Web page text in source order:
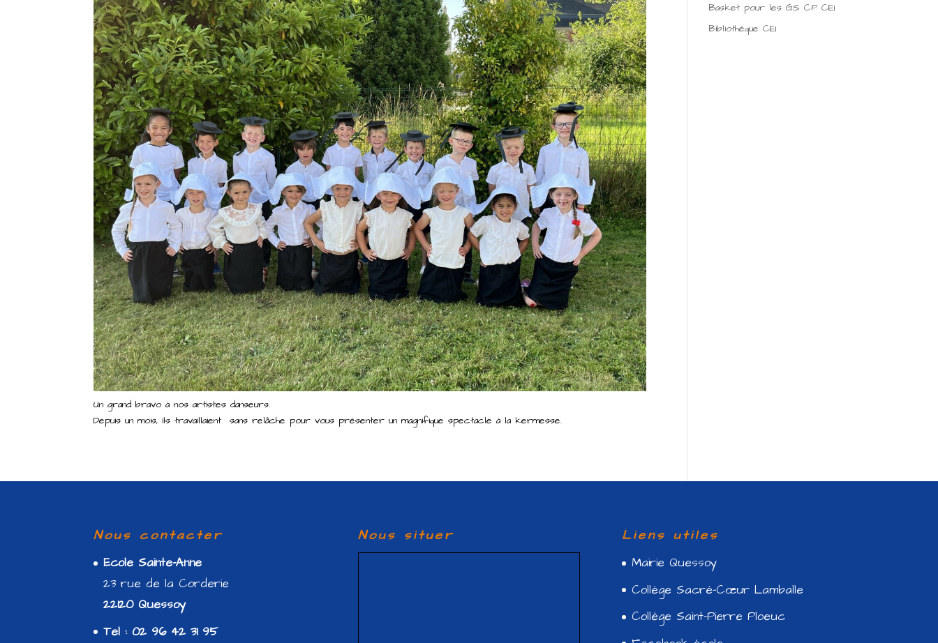
Un grand bravo à nos artistes danseurs.
Depuis un mois, ils travaillaient sans relâche pour vous présenter un magnifique spectacle à la kermesse.
Basket pour les GS CP CE1
Bibliothèque CE1
Nous contacter
Ecole Sainte-Anne
23 rue de la Corderie
22120 Quessoy
Tel : 02 96 42 31 95
Nous situer Liens utiles
Mairie Quessoy
Collège Sacré-Cœur Lamballe
Collège Saint-Pierre Ploeuc